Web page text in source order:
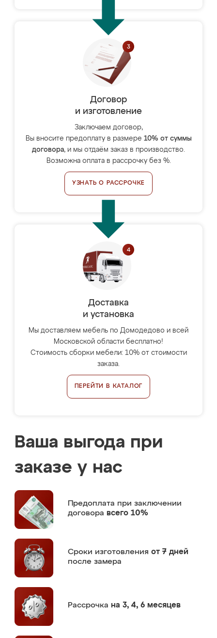
Договор
и изготовление
Заключаем договор,
Вы вносите предоплату в размере 10% от суммы
договора, и мы отдаём заказ в производство.
Возможна оплата в рассрочку без %.
УЗНАТЬ О РАССРОЧКЕ
Доставка
и установка
Мы доставляем мебель по Домодедово и всей
Московской области бесплатно!
Стоимость сборки мебели: 10% от стоимости
заказа.
ПЕРЕЙТИ В КАТАЛОГ
Ваша выгода при
заказе у нас
Предоплата при заключении
договора всего 10%
Сроки изготовления от 7 дней
после замера
Рассрочка на 3, 4, 6 месяцев